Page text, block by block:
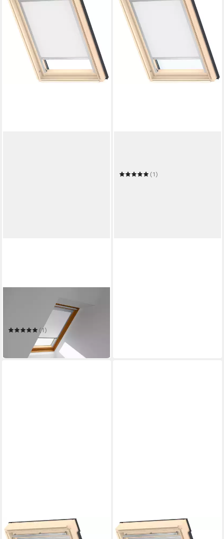
Verdunklungsrollo DBL M04
(1)
in 6-8 Werktagen bei dir
(1)